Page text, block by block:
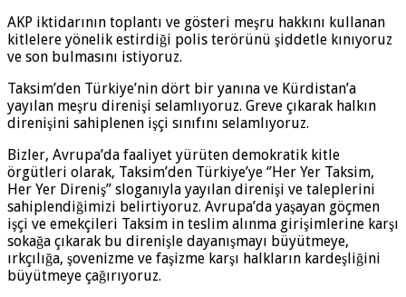
AKP iktidarının toplantı ve gösteri meşru hakkını kullanan
kitlelere yönelik estirdiği polis terörünü şiddetle kınıyoruz
ve son bulmasını istiyoruz.
Taksim’den Türkiye’nin dört bir yanına ve Kürdistan’a
yayılan meşru direnişi selamlıyoruz. Greve çıkarak halkın
direnişini sahiplenen işçi sınıfını selamlıyoruz.
Bizler, Avrupa’da faaliyet yürüten demokratik kitle
örgütleri olarak, Taksim’den Türkiye’ye ‘’Her Yer Taksim,
Her Yer Direniş’’ sloganıyla yayılan direnişi ve taleplerini
sahiplendiğimizi belirtiyoruz. Avrupa’da yaşayan göçmen
işçi ve emekçileri Taksim in teslim alınma girişimlerine karşı
sokağa çıkarak bu direnişle dayanışmayı büyütmeye,
ırkçılığa, şovenizme ve faşizme karşı halkların kardeşliğini
büyütmeye çağırıyoruz.